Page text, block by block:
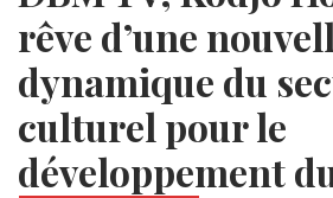
rêve d’une
dynamique du
culturel pour le
développement